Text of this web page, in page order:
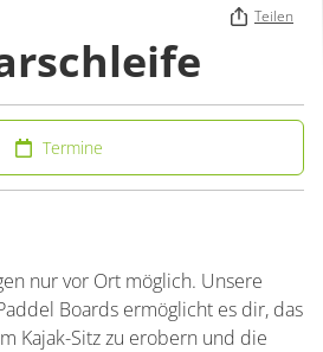
Teilen
Termine
nur vor Ort möglich. Unsere
Boards ermöglicht es dir, das
Kajak-Sitz zu erobern und die